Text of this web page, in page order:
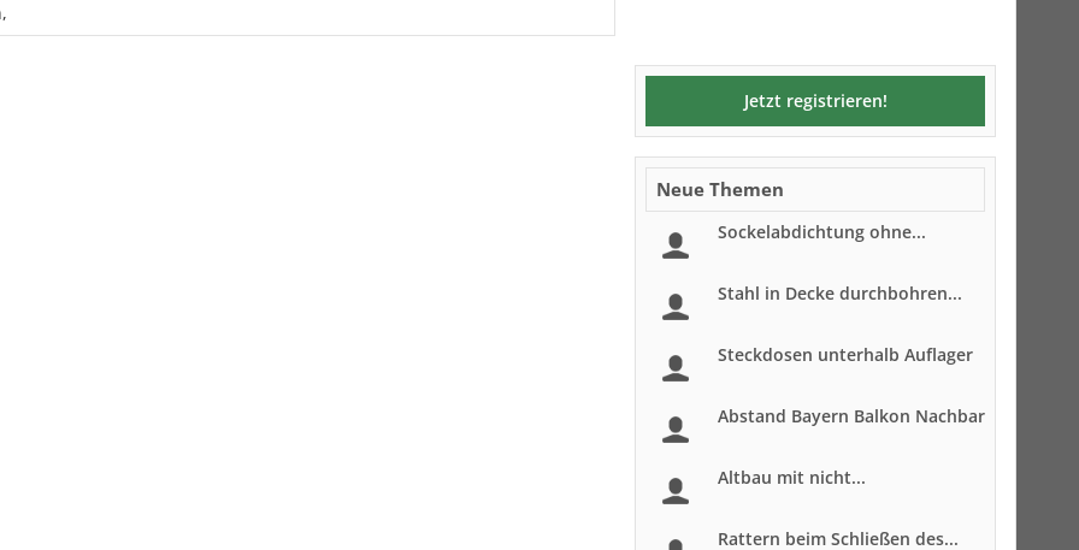
Jetzt registrieren!
Neue Themen
Sockelabdichtung ohne...
Stahl in Decke durchbohren...
Steckdosen unterhalb Auflager
Abstand Bayern Balkon Nachbar
Altbau mit nicht...
Rattern beim Schließen des...